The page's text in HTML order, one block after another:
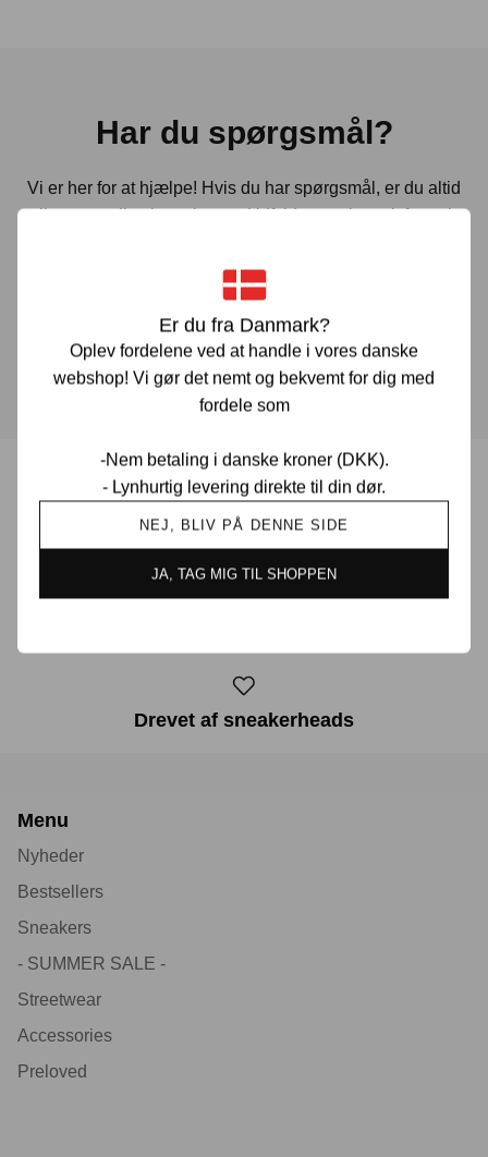
Er du fra Danmark?
Oplev fordelene ved at handle i vores danske
webshop! Vi gør det nemt og bekvemt for dig med
fordele som
-Nem betaling i danske kroner (DKK).
- Lynhurtig levering direkte til din dør.
NEJ, BLIV PÅ DENNE SIDE
JA, TAG MIG TIL SHOPPEN
Har du spørgsmål?
Vi er her for at hjælpe! Hvis du har spørgsmål, er du altid
velkommen til at kontakte os. Udfyld vores kontaktformular
muligt.
KONTAKT OS
Prisgaranti i Danmark
Drevet af sneakerheads
Menu
Nyheder
Bestsellers
Sneakers
- SUMMER SALE -
Streetwear
Accessories
Preloved